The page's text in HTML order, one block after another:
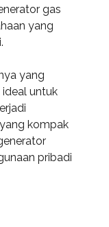
gas
yang
yang
ideal untuk
kompak
pribadi